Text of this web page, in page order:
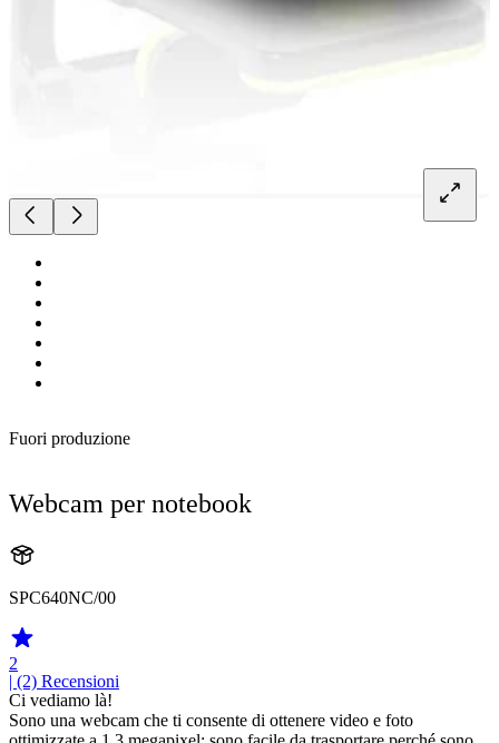
Fuori produzione
Webcam per notebook
SPC640NC/00
2
| (2) Recensioni
Ci vediamo là!
Sono una webcam che ti consente di ottenere video e foto